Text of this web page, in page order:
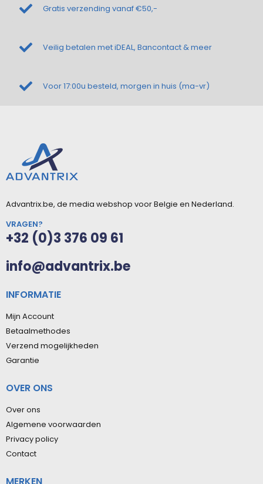
Gratis verzending vanaf €50,-
Veilig betalen met iDEAL, Bancontact & meer
Voor 17:00u besteld, morgen in huis (ma-vr)
Advantrix.be, de media webshop voor Belgie en Nederland.
VRAGEN?
+32 (0)3 376 09 61
info@advantrix.be
INFORMATIE
Mijn Account
Betaalmethodes
Verzend mogelijkheden
Garantie
OVER ONS
Over ons
Algemene voorwaarden
Privacy policy
Contact
MERKEN